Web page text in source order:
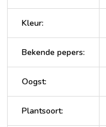
Kleur:
Bekende pepers:
Oogst:
Plantsoort: